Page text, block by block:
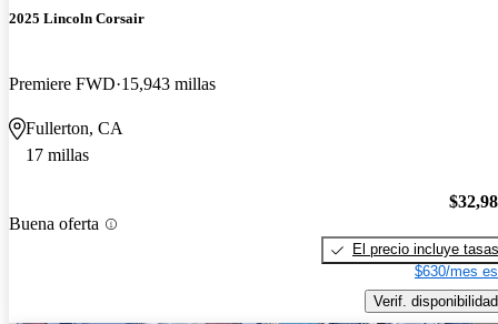
2025 Lincoln Corsair
Premiere FWD 15,943 millas
Fullerton, CA
17 millas
Buena oferta
El precio incluye tasas
$630/mes
Verif. disponibilidad